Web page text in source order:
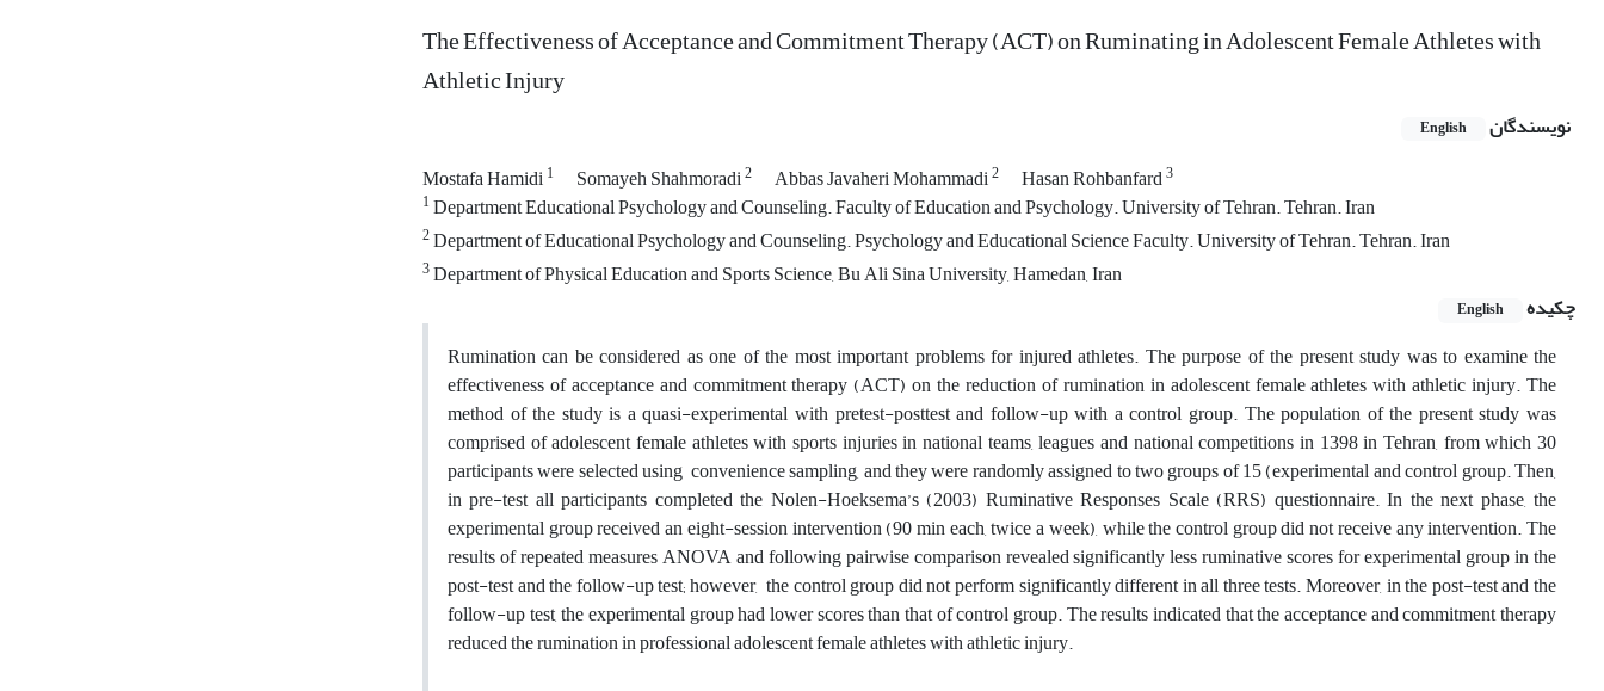
The Effectiveness of Acceptance and Commitment Therapy (ACT) on Ruminating in Adolescent Female Athletes with
Athletic Injury
نویسندگان English
Mostafa Hamidi1 Somayeh Shahmoradi2 Abbas Javaheri Mohammadi2 Hasan Rohbanfard3
1Department Educational Psychology and Counseling. Faculty of Education and Psychology. University of Tehran. Tehran. Iran
2Department of Educational Psychology and Counseling. Psychology and Educational Science Faculty. University of Tehran. Tehran. Iran
3Department of Physical Education and Sports Science, Bu Ali Sina University, Hamedan, Iran
چکیده
English
Rumination can be considered as one of the most important problems for injured athletes. The purpose of the present study was to examine the
effectiveness of acceptance and commitment therapy (ACT) on the reduction of rumination in adolescent female athletes with athletic injury. The
method of the study is a quasi-experimental with pretest-posttest and follow-up with a control group. The population of the present study was
comprised of adolescent female athletes with sports injuries in national teams, leagues and national competitions in 1398 in Tehran, from which 30
participants were selected using convenience sampling, and they were randomly assigned to two groups of 15 (experimental and control group. Then,
in pre-test all participants completed the Nolen-Hoeksema’s (2003) Ruminative Responses Scale (RRS) questionnaire. In the next phase, the
experimental group received an eight-session intervention (90 min each, twice a week), while the control group did not receive any intervention. The
results of repeated measures ANOVA and following pairwise comparison revealed significantly less ruminative scores for experimental group in the
post-test and the follow-up test; however, the control group did not perform significantly different in all three tests. Moreover, in the post-test and the
follow-up test, the experimental group had lower scores than that of control group. The results indicated that the acceptance and commitment therapy
reduced the rumination in professional adolescent female athletes with athletic injury.